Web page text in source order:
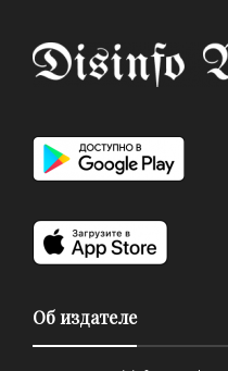
Об издателе